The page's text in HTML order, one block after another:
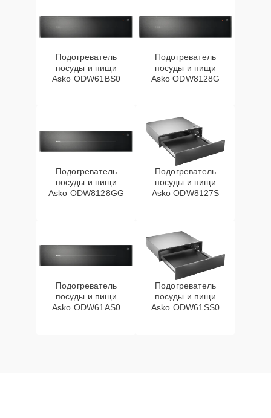
Подогреватель
посуды и пищи
Asko ODW61BS0
Подогреватель
посуды и пищи
Asko ODW8128G
Подогреватель
посуды и пищи
Asko ODW8128GG
Подогреватель
посуды и пищи
Asko ODW8127S
Подогреватель
посуды и пищи
Asko ODW61AS0
Подогреватель
посуды и пищи
Asko ODW61SS0